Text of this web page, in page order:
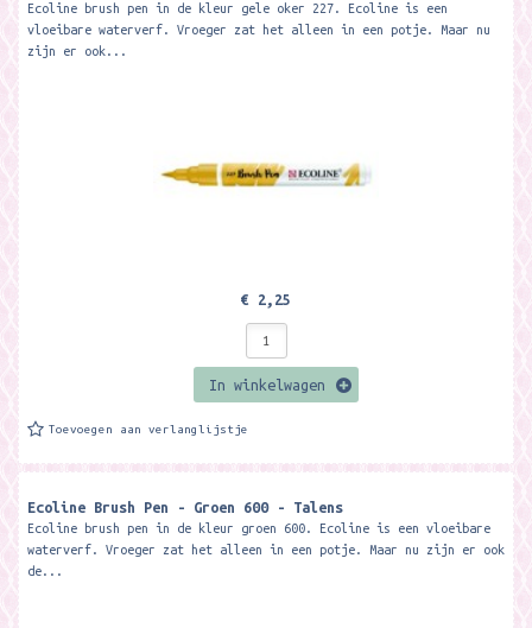
Ecoline brush pen in de kleur gele oker 227. Ecoline is een
vloeibare waterverf. Vroeger zat het alleen in een potje. Maar nu
zijn er ook...
€ 2,25
In winkelwagen
Toevoegen aan verlanglijstje
Ecoline Brush Pen - Groen 600 - Talens
Ecoline brush pen in de kleur groen 600. Ecoline is een vloeibare
waterverf. Vroeger zat het alleen in een potje. Maar nu zijn er ook
de...